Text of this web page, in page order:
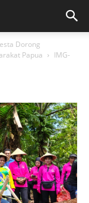
Dorong
Papua
IMG-